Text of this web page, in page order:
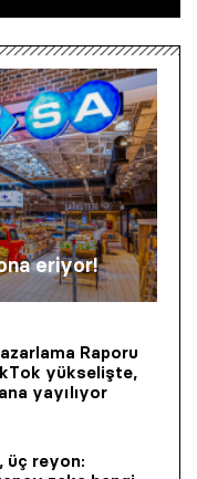
eriyor!
Raporu
yükselişte,
yayılıyor
üç reyon: